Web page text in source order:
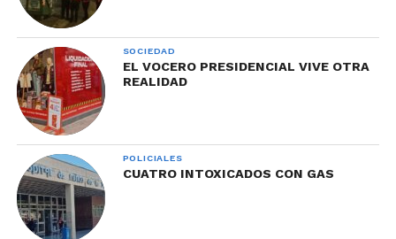
SOCIEDAD
EL VOCERO PRESIDENCIAL VIVE OTRA
REALIDAD
POLICIALES
CUATRO INTOXICADOS CON GAS